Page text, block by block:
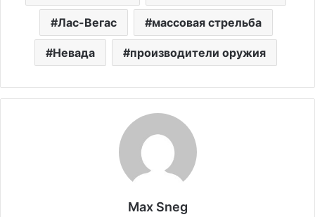
Лас-Вегас массовая стрельба
Невада производители оружия
Max Sneg